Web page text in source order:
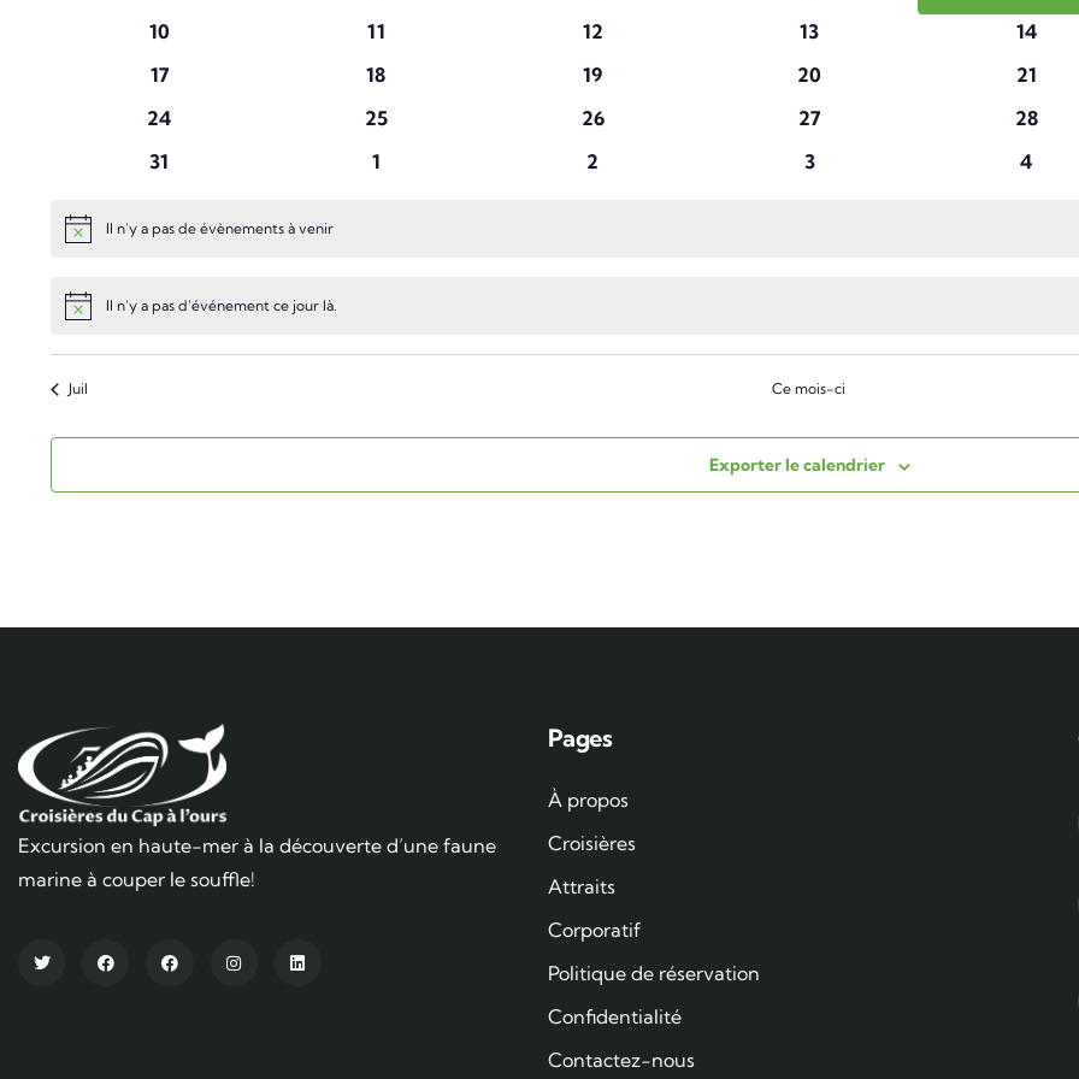
évènements
évènements
évènements
évènements
0
évènements
10
0
évènements
11
0
évènements
12
0
évènements
13
0
14
0
évènements
17
0
évènements
18
0
évènements
19
0
évènements
20
0
21
0
évènements
24
0
évènements
25
0
évènements
26
0
évènements
27
0
28
0
31
0
1
0
2
0
3
0
4
NoticeIl n'y a pas de évènements à venir
NoticeIl n’y a pas d’événement ce jour là.
Juil Ce mois-ci
Exporter le calendrier
Excursion en haute-mer à la découverte d’une faune
marine à couper le souffle!
Pages
À propos
Croisières
Attraits
Corporatif
Politique de réservation
Confidentialité
Contactez-nous